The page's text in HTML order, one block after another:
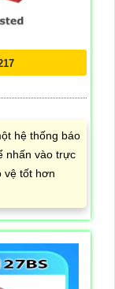
hệ thống báo
nhấn vào trực
vệ tốt hơn